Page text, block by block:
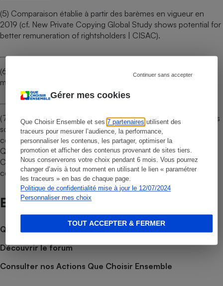
Gérer mes cookies
Que Choisir Ensemble et ses7 partenaires utilisent des
traceurs pour mesurer l’audience, la performance,
personnaliser les contenus, les partager, optimiser la
promotion et afficher des contenus provenant de sites tiers.
Nous conserverons votre choix pendant 6 mois. Vous pourrez
changer d’avis à tout moment en utilisant le lien « paramétrer
les traceurs » en bas de chaque page.
Politique de confidentialité mise à jour le 12/07/2024
Personnaliser mes choix
Continuer sans accepter
TOUT ACCEPTER & FERMER
(5) Comparaison établie à partir des barèmes en vigueur en
2019 (cf. New Private Copying Global Study shows potential for
better remuneration of rightsholders | CISAC).
(6) 4,14 € en France par habitant, contre 2,35 € pour la
moyenne européenne (cf. étude
(7) Comme l’UFC-Que Choisir a pu le mettre en évidence dans
son étude de 2014 (Copie Privée - Le vrai préjudice… des
consommateurs français ! - Action UFC-Que Choisir - UFC-
Que Choisir). Si les règles édictant le fonctionnement de la
Commission ont très légèrement évolué depuis, les principaux
constats alors émis perdurent.
Et aussi
Que faire en cas de litige ?
Découvrir le forum
Consulter nos Actions Que Choisir Ensemble